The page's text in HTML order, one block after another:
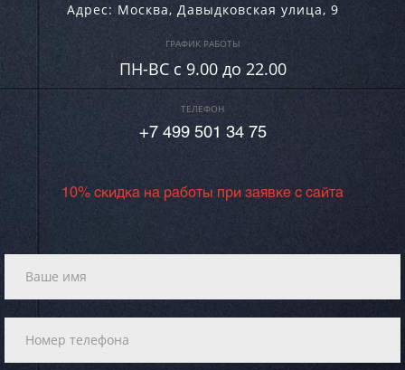
Адрес: Москва, Давыдковская улица, 9
ГРАФИК РАБОТЫ
ПН-ВC c 9.00 до 22.00
ТЕЛЕФОН
+7 499 501 34 75
10% скидка на работы при заявке с сайта